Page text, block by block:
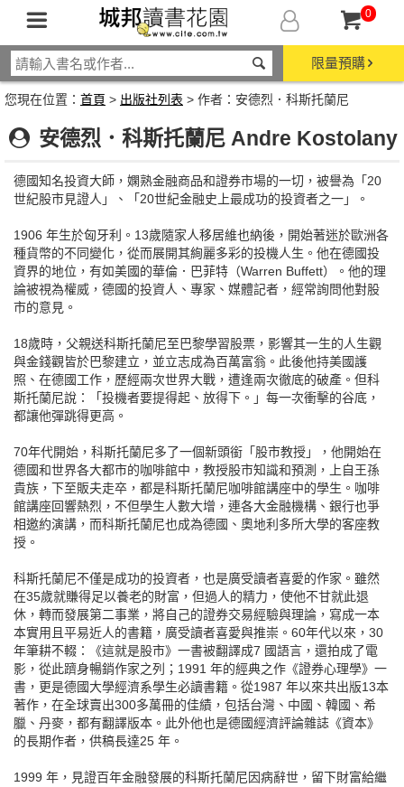
0
限量預購
您現在位置： 首頁 > 出版社列表 > 作者：安德烈．科斯托蘭尼
安德烈．科斯托蘭尼 Andre Kostolany
德國知名投資大師，嫻熟金融商品和證券市場的一切，被譽為「20
世紀股市見證人」、「20世紀金融史上最成功的投資者之一」。
1906 年生於匈牙利。13歲隨家人移居維也納後，開始著迷於歐洲各
種貨幣的不同變化，從而展開其絢麗多彩的投機人生。他在德國投
資界的地位，有如美國的華倫．巴菲特（Warren Buffett）。他的理
論被視為權威，德國的投資人、專家、媒體記者，經常詢問他對股
市的意見。
18歲時，父親送科斯托蘭尼至巴黎學習股票，影響其一生的人生觀
與金錢觀皆於巴黎建立，並立志成為百萬富翁。此後他持美國護
照、在德國工作，歷經兩次世界大戰，遭逢兩次徹底的破產。但科
斯托蘭尼說：「投機者要提得起、放得下。」每一次衝擊的谷底，
都讓他彈跳得更高。
70年代開始，科斯托蘭尼多了一個新頭銜「股市教授」，他開始在
德國和世界各大都市的咖啡館中，教授股市知識和預測，上自王孫
貴族，下至販夫走卒，都是科斯托蘭尼咖啡館講座中的學生。咖啡
館講座回響熱烈，不但學生人數大增，連各大金融機構、銀行也爭
相邀約演講，而科斯托蘭尼也成為德國、奧地利多所大學的客座教
授。
科斯托蘭尼不僅是成功的投資者，也是廣受讀者喜愛的作家。雖然
在35歲就賺得足以養老的財富，但過人的精力，使他不甘就此退
休，轉而發展第二事業，將自己的證券交易經驗與理論，寫成一本
本實用且平易近人的書籍，廣受讀者喜愛與推崇。60年代以來，30
年筆耕不輟：《這就是股市》一書被翻譯成7 國語言，還拍成了電
影，從此躋身暢銷作家之列；1991 年的經典之作《證券心理學》一
書，更是德國大學經濟系學生必讀書籍。從1987 年以來共出版13本
著作，在全球賣出300多萬冊的佳績，包括台灣、中國、韓國、希
臘、丹麥，都有翻譯版本。此外他也是德國經濟評論雜誌《資本》
的長期作者，供稿長達25 年。
1999 年，見證百年金融發展的科斯托蘭尼因病辭世，留下財富給繼